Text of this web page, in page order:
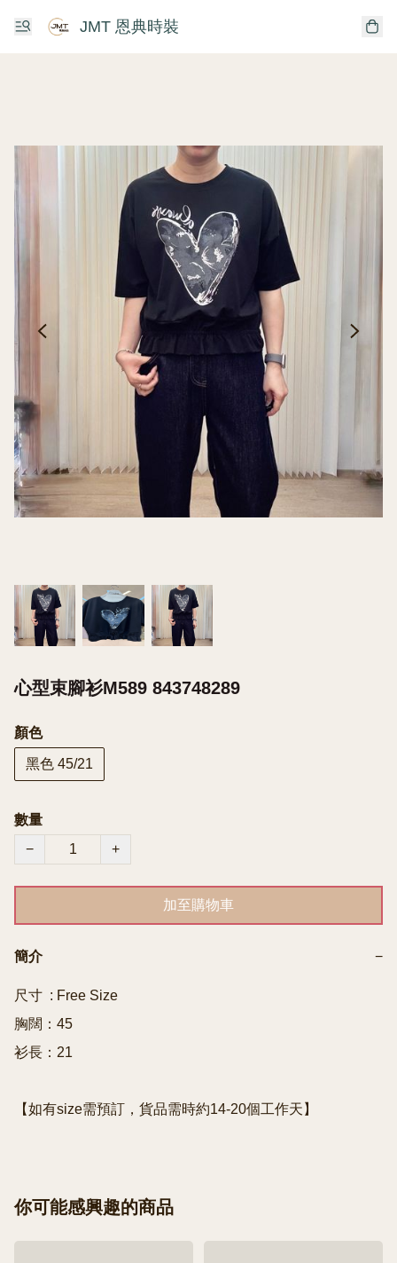
JMT 恩典時裝
心型束腳衫M589 843748289
顏色
黑色 45/21
數量
−
+
加至購物車
簡介 −
尺寸  : Free Size
胸闊：45
衫長：21
【如有size需預訂，貨品需時約14-20個工作天】
你可能感興趣的商品